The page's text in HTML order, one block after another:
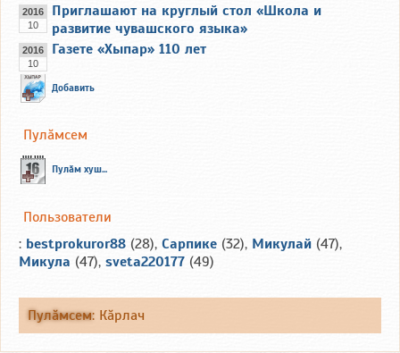
2016
10
Приглашают на круглый стол «Школа и
развитие чувашского языка»
2016
10
Газете «Хыпар» 110 лет
Добавить
Пулăмсем
Пулăм хуш...
Пользователи
: bestprokuror88 (28), Сарпике (32), Микулай (47),
Микула (47), sveta220177 (49)
Пулăмсем: Кăрлач